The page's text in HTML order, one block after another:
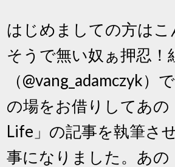
はじめましての方はこ
そうで無い奴ぁ押忍！
（@vang_adamczyk）
の場をお借りしてあの
Life」の記事を執筆さ
事になりました。あの